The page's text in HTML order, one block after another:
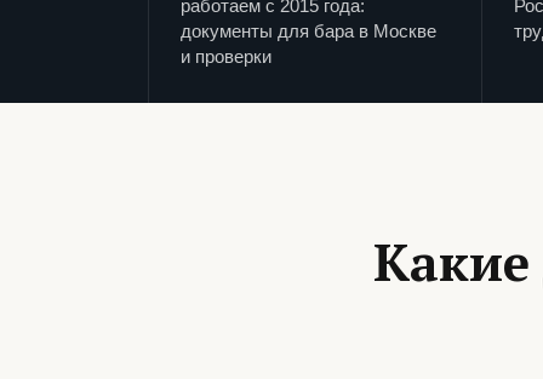
работаем с 2015 года:
документы для бара в Москве
и проверки